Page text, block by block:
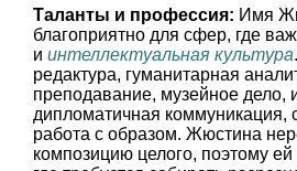
Таланты и профессия: Имя
благоприятно для сфер, где
и интеллектуальная культура
редактура, гуманитарная
преподавание, музейное дело,
дипломатичная коммуникация,
работа с образом. Жюстина
композицию целого, поэтому ей